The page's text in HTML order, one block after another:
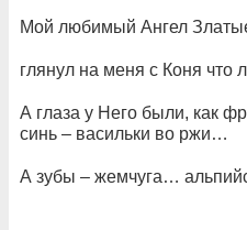
Мой любимый Ангел
глянул на меня с Коня что
А глаза у Него были, как
синь – васильки во ржи…
А зубы – жемчуга…